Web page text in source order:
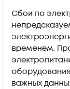
Сбои по
временем.
важных